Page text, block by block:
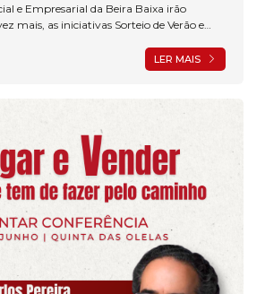
e Empresarial da Beira Baixa irão
mais, as iniciativas Sorteio de Verão e
LER MAIS